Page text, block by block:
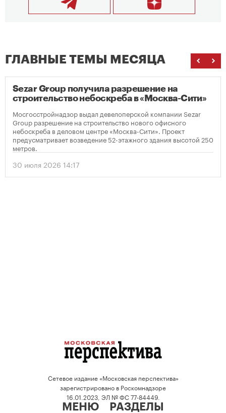
ГЛАВНЫЕ ТЕМЫ МЕСЯЦА
Sezar Group получила разрешение на
строительство небоскреба в «Москва-Сити»
Мосгосстройнадзор выдал девелоперской компании Sezar
Group разрешение на строительство нового офисного
небоскреба в деловом центре «Москва-Сити». Проект
предусматривает возведение 52-этажного здания высотой 250
метров.
30 июля 2026 14:17
Сетевое издание «Московская перспектива»
зарегистрировано в Роскомнадзоре
16.01.2023, ЭЛ № ФС 77-84449.
МЕНЮ РАЗДЕЛЫ